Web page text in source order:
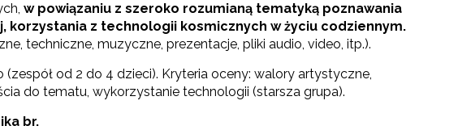
w powiązaniu z szeroko rozumianą tematyką poznawania
z technologii kosmicznych w życiu codziennym.
techniczne, muzyczne, prezentacje, pliki audio, video, itp.).
od 2 do 4 dzieci). Kryteria oceny: walory artystyczne,
do tematu, wykorzystanie technologii (starsza grupa).
br.